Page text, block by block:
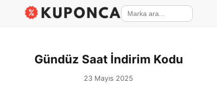
Gündüz Saat İndirim Kodu
23 Mayıs 2025